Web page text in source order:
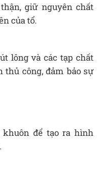
giữ nguyên chất
của tổ.
lông và các tạp chất
công, đảm bảo sự
để tạo ra hình